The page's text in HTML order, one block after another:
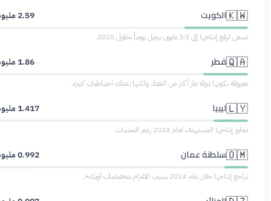
الكويت
برميل
إلى 3.5 مليون برميل يومياً بحلول 2025.
قطر
برميل
بكونها دولة غاز أكثر من النفط، ولكنها تمتلك احتياطيات كبيرة.
ليبيا
برميل
المستهدف لعام 2024 رغم التحديات.
سلطنة عمان
برميل
خلال عام 2024 بسبب الالتزام بتخفيضات أوبك+.